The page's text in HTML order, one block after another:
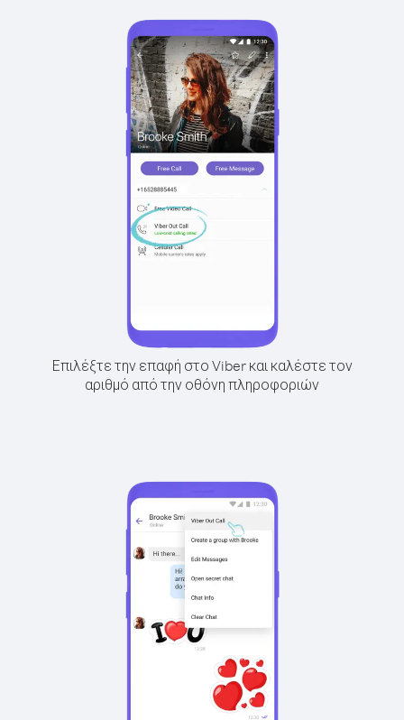
Επιλέξτε την επαφή στο Viber και καλέστε τον
αριθμό από την οθόνη πληροφοριών